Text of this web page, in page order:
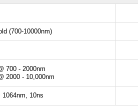
(700-10000nm)
700 - 2000nm
2000 - 10,000nm
1064nm, 10ns